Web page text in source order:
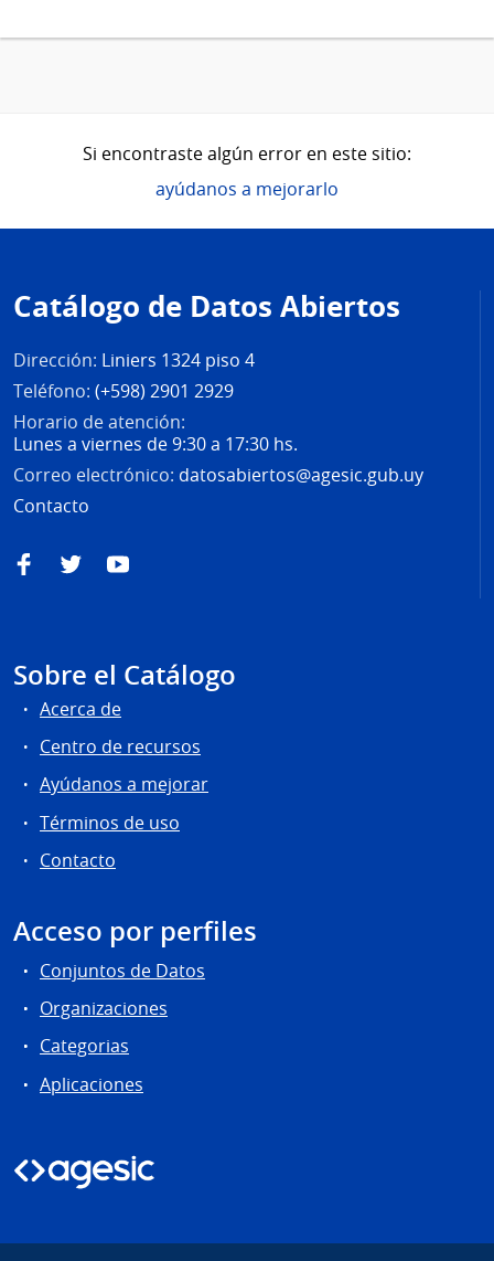
Si encontraste algún error en este sitio:
ayúdanos a mejorarlo
de
página
Catálogo de Datos Abiertos
Dirección: Liniers 1324 piso 4
Teléfono: (+598) 2901 2929
Horario de atención:
Lunes a viernes de 9:30 a 17:30 hs.
Correo electrónico: datosabiertos@agesic.gub.uy
Contacto
FacebookTwitterYouTube
Sobre el Catálogo
Acerca de
Centro de recursos
Ayúdanos a mejorar
Términos de uso
Contacto
Acceso por perfiles
Conjuntos de Datos
Organizaciones
Categorias
Aplicaciones